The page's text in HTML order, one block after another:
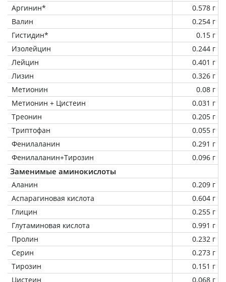
Аргинин*
0.578 г
Валин
0.254 г
Гистидин*
0.15 г
Изолейцин
0.244 г
Лейцин
0.401 г
Лизин
0.326 г
Метионин
0.08 г
Метионин + Цистеин
0.031 г
Треонин
0.205 г
Триптофан
0.055 г
Фенилаланин
0.291 г
Фенилаланин+Тирозин
0.096 г
Заменимые аминокислоты
Аланин
0.209 г
Аспарагиновая кислота
0.604 г
Глицин
0.255 г
Глутаминовая кислота
0.991 г
Пролин
0.232 г
Серин
0.273 г
Тирозин
0.151 г
Цистеин
0.068 г